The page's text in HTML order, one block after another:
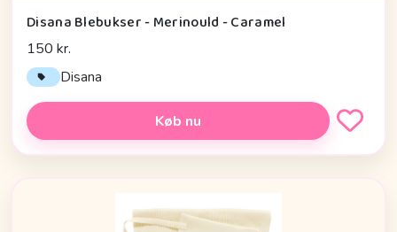
Disana Blebukser - Merinould - Caramel
150 kr.
Disana
Køb nu